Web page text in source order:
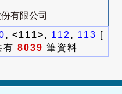
有限公司
, <111>, 112 , 113 [
有 8039 筆資料